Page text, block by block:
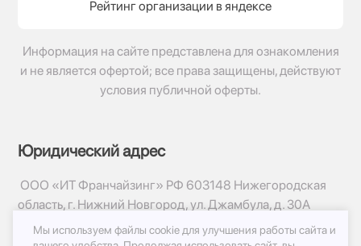
Рейтинг организации в яндексе
Информация на сайте представлена для ознакомления
и не является офертой; все права защищены, действуют
условия публичной оферты.
Юридический адрес
ООО «ИТ Франчайзинг» РФ 603148 Нижегородская
область, г. Нижний Новгород, ул. Джамбула, д. 30А
© 2017-2026г, База Цветов 24.ру
Мы используем файлы cookie для улучшения работы сайта и